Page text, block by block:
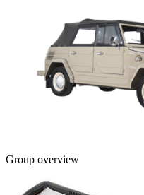
Group overview